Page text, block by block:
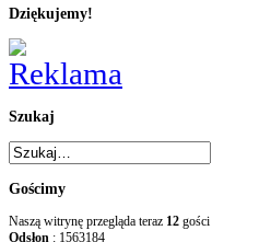
Dziękujemy!
Szukaj
Gościmy
Naszą witrynę przegląda teraz 12 gości
Odsłon : 1563184